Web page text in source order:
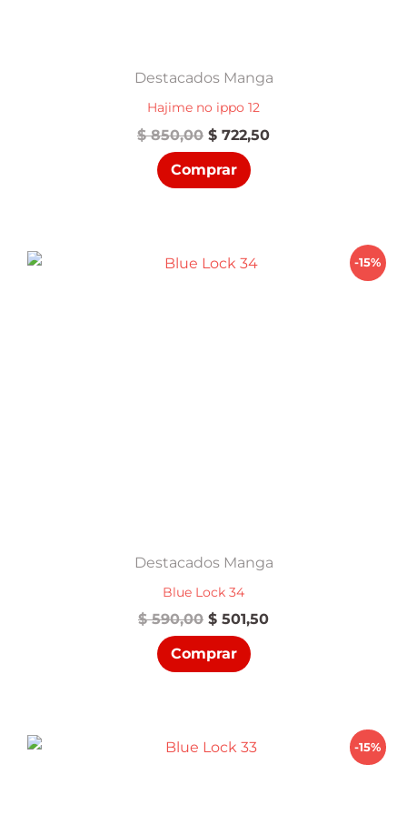
Destacados Manga
Hajime no ippo 12
$850,00 El
precio
original
era:
$ 722,50El
Comprar
-15%
Destacados Manga
Blue Lock 34
$590,00 El
precio
original
era:
$ 501,50El
Comprar
-15%